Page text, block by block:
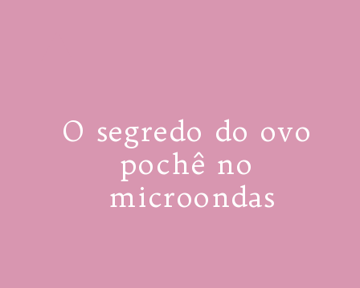
O segredo do ovo
pochê no
microondas